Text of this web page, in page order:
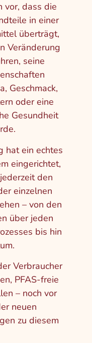
vor, dass die
in einer
überträgt,
Veränderung
seine
Geschmack,
oder eine
Gesundheit
hat ein echtes
eingerichtet,
den
einzelnen
– von den
über jeden
bis hin
Verbraucher
PFAS-freie
– noch vor
neuen
zu diesem